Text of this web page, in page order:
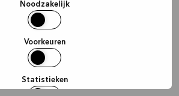
Noodzakelijk
Voorkeuren
Statistieken